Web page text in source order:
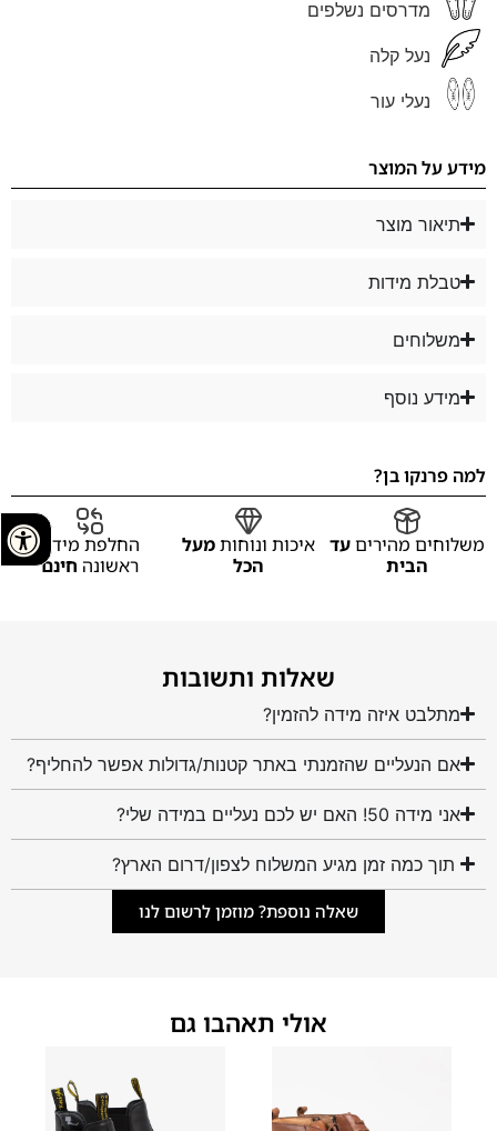
מדרסים נשלפים
נעל קלה
נעלי עור
מידע על המוצר
תיאור מוצר
טבלת מידות
משלוחים
מידע נוסף
למה פרנקו בן?
משלוחים מהיריםעד
הבית
איכות ונוחותמעל
הכל
החלפת מידה
ראשונה חינם
שאלות ותשובות
מתלבט איזה מידה להזמין?
אם הנעליים שהזמנתי באתר קטנות/גדולות אפשר להחליף?
אני מידה 50! האם יש לכם נעליים במידה שלי?
תוך כמה זמן מגיע המשלוח לצפון/דרום הארץ?
שאלה נוספת? מוזמן לרשום לנו
אולי תאהבו גם